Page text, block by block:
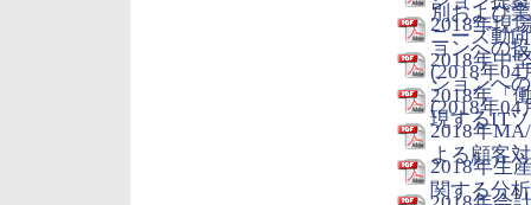
別および
ニーズ動
2018年現
ョンへの
(2018年04
2018年中
ションへ
(2018年04
2018年「
現するIT
2018年
よる顧客
2018年生
関する分析